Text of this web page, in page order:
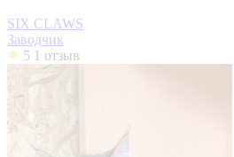
SIX CLAWS
Заводчик
5 1 отзыв